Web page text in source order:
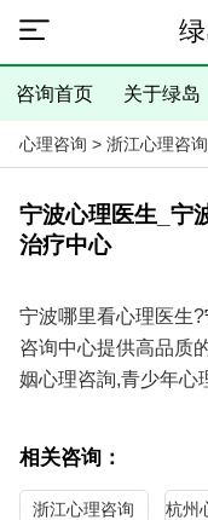
咨询首页 关于绿岛
心理咨询 > 浙江心理咨询
宁波心理医生_宁
治疗中心
宁波哪里看心理医生?
咨询中心提供高品质
姻心理咨詢,青少年心
富的经验、精湛的技
咨询、电话咨询和在
咨询师和宁波心理医
相关咨询：
浙江心理咨询 杭州